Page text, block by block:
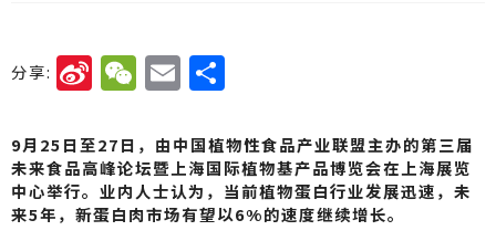
分享: Si
n
a
W
ei
W
e
C
h
a
E
m
ai
l
9月25日至27日，由中国植物性食品产业联盟主办的第三届
未来食品高峰论坛暨上海国际植物基产品博览会在上海展览
中心举行。业内人士认为，当前植物蛋白行业发展迅速，未
来5年，新蛋白肉市场有望以6%的速度继续增长。